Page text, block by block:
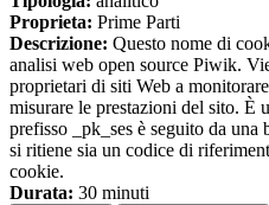
Proprieta: Prime Parti
Descrizione: Questo nome di
analisi web open source Piwik.
proprietari di siti Web a
misurare le prestazioni del sito. È
prefisso _pk_ses è seguito da una
si ritiene sia un codice di
cookie.
Durata: 30 minuti